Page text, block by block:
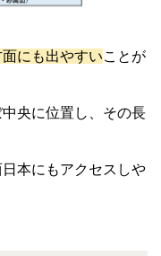
にも出やすいことが
央に位置し、その長
本にもアクセスしや